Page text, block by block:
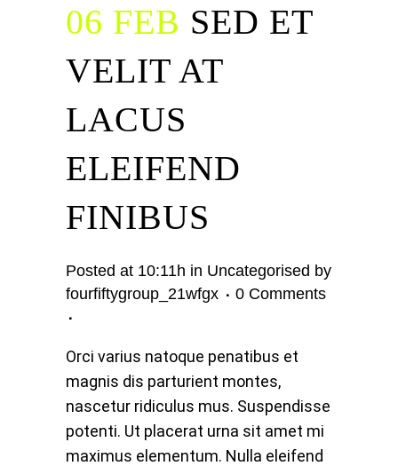
06 FEB SED ET
VELIT AT
LACUS
ELEIFEND
FINIBUS
Posted at 10:11h in Uncategorised by
fourfiftygroup_21wfgx
0 Comments
Orci varius natoque penatibus et
magnis dis parturient montes,
nascetur ridiculus mus. Suspendisse
potenti. Ut placerat urna sit amet mi
maximus elementum. Nulla eleifend